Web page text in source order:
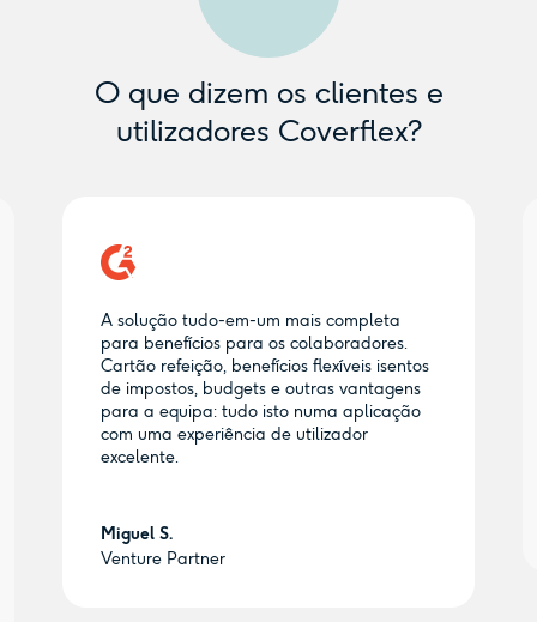
O que dizem os clientes e
utilizadores Coverflex?
A solução tudo-em-um mais completa
para benefícios para os colaboradores.
Cartão refeição, benefícios flexíveis isentos
de impostos, budgets e outras vantagens
para a equipa: tudo isto numa aplicação
com uma experiência de utilizador
excelente.
Miguel S.
Venture Partner